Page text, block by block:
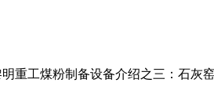
重工煤粉制备设备介绍之三：石灰